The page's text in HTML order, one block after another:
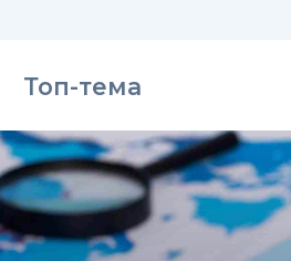
Топ-тема